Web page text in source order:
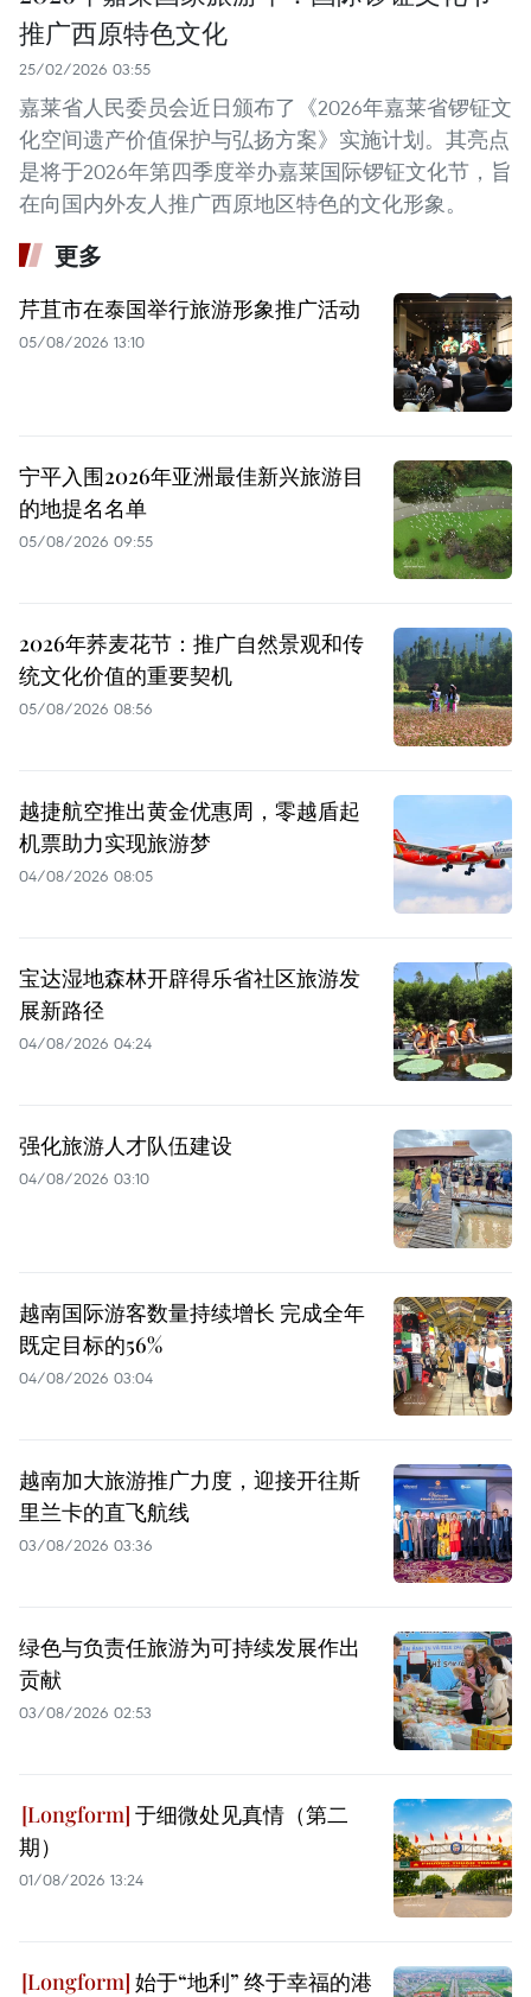
推广西原特色文化
25/02/2026 03:55
嘉莱省人民委员会近日颁布了《2026年嘉莱省锣钲文
化空间遗产价值保护与弘扬方案》实施计划。其亮点
是将于2026年第四季度举办嘉莱国际锣钲文化节，旨
在向国内外友人推广西原地区特色的文化形象。
更多
芹苴市在泰国举行旅游形象推广活动
05/08/2026 13:10
宁平入围2026年亚洲最佳新兴旅游目
的地提名名单
05/08/2026 09:55
2026年荞麦花节：推广自然景观和传
统文化价值的重要契机
05/08/2026 08:56
越捷航空推出黄金优惠周，零越盾起
机票助力实现旅游梦
04/08/2026 08:05
宝达湿地森林开辟得乐省社区旅游发
展新路径
04/08/2026 04:24
强化旅游人才队伍建设
04/08/2026 03:10
越南国际游客数量持续增长 完成全年
既定目标的56%
04/08/2026 03:04
越南加大旅游推广力度，迎接开往斯
里兰卡的直飞航线
03/08/2026 03:36
绿色与负责任旅游为可持续发展作出
贡献
03/08/2026 02:53
于细微处见真情（第二
期）
01/08/2026 13:24
始于“地利” 终于幸福的港